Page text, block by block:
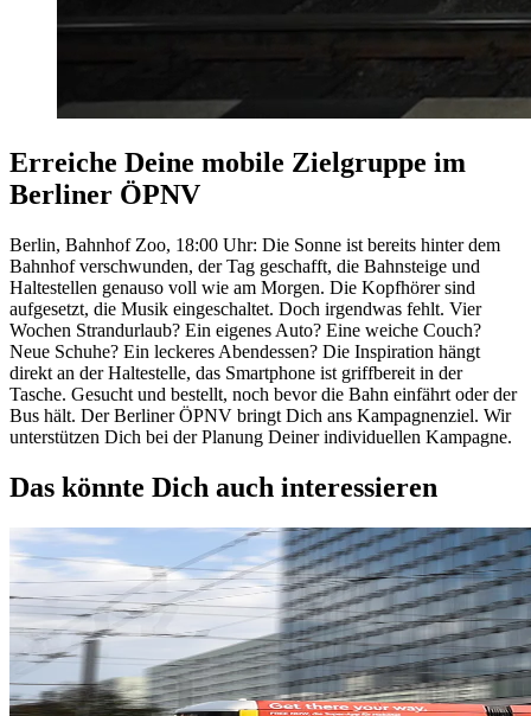
Erreiche Deine mobile Zielgruppe im
Berliner ÖPNV
Berlin, Bahnhof Zoo, 18:00 Uhr: Die Sonne ist bereits hinter dem
Bahnhof verschwunden, der Tag geschafft, die Bahnsteige und
Haltestellen genauso voll wie am Morgen. Die Kopfhörer sind
aufgesetzt, die Musik eingeschaltet. Doch irgendwas fehlt. Vier
Wochen Strandurlaub? Ein eigenes Auto? Eine weiche Couch?
Neue Schuhe? Ein leckeres Abendessen? Die Inspiration hängt
direkt an der Haltestelle, das Smartphone ist griffbereit in der
Tasche. Gesucht und bestellt, noch bevor die Bahn einfährt oder der
Bus hält. Der Berliner ÖPNV bringt Dich ans Kampagnenziel. Wir
unterstützen Dich bei der Planung Deiner individuellen Kampagne.
Das könnte Dich auch interessieren